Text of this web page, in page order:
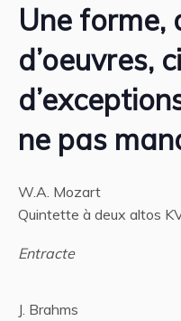
Une forme,
d’oeuvres,
ne pas
W.A. Mozart
Quintette à deux altos
Entracte
J. Brahms